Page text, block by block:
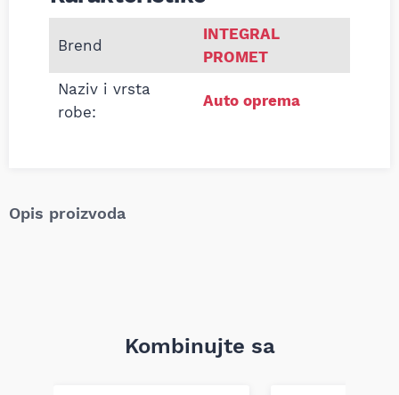
Informacije o INTEGRAL PROMET KANAP ZA
Brend
INTEGRAL
PROMET
Naziv i vrsta
robe:
Auto oprema
Opis proizvoda
Kombinujte sa